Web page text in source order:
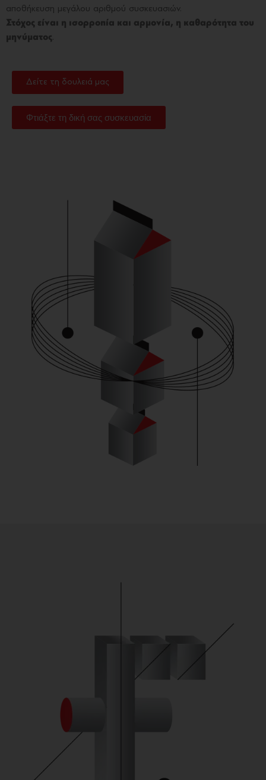
αποθήκευση μεγάλου αριθμού συσκευασιών.
Στόχος είναι η ισορροπία και αρμονία, η καθαρότητα του
μηνύματος
Δείτε τη δουλειά μας
Φτιάξτε τη δική σας συσκευασία